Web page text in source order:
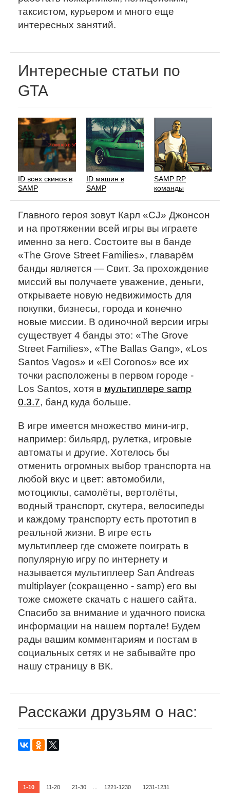
таксистом, курьером и много еще
интересных занятий.
Интересные статьи по
GTA
ID всех скинов в
SAMP
ID машин в
SAMP
SAMP RP
команды
Главного героя зовут Карл «CJ» Джонсон
и на протяжении всей игры вы играете
именно за него. Состоите вы в банде
«The Grove Street Families», главарём
банды является — Свит. За прохождение
миссий вы получаете уважение, деньги,
открываете новую недвижимость для
покупки, бизнесы, города и конечно
новые миссии. В одиночной версии игры
существует 4 банды это: «The Grove
Street Families», «The Ballas Gang», «Los
Santos Vagos» и «El Сoronos» все их
точки расположены в первом городе -
Los Santos, хотя в мультиплере samp
0.3.7, банд куда больше.
В игре имеется множество мини-игр,
например: бильярд, рулетка, игровые
автоматы и другие. Хотелось бы
отменить огромных выбор транспорта на
любой вкус и цвет: автомобили,
мотоциклы, самолёты, вертолёты,
водный транспорт, скутера, велосипеды
и каждому транспорту есть прототип в
реальной жизни. В игре есть
мультиплеер где сможете поиграть в
популярную игру по интернету и
называется мультиплеер San Andreas
multiplayer (сокращенно - samp) его вы
тоже сможете скачать с нашего сайта.
Спасибо за внимание и удачного поиска
информации на нашем портале! Будем
рады вашим комментариям и постам в
социальных сетях и не забывайте про
нашу страницу в ВК.
Расскажи друзьям о нас:
1-10 11-20 21-30 1221-1230 1231-1231